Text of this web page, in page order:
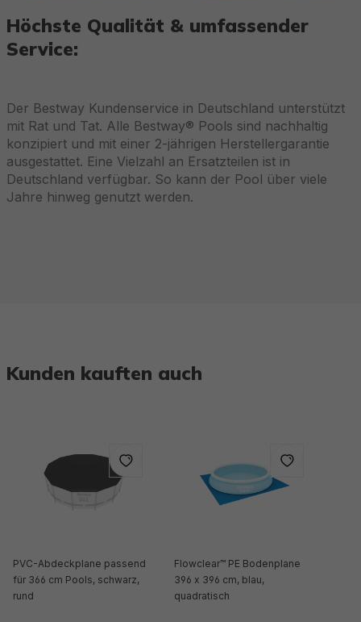
Höchste Qualität & umfassender
Service:
Der Bestway Kundenservice in Deutschland unterstützt
mit Rat und Tat. Alle Bestway® Pools sind nachhaltig
konzipiert und mit einer 2-jährigen Herstellergarantie
ausgestattet. Eine Vielzahl an Ersatzteilen ist in
Deutschland verfügbar. So kann der Pool über viele
Jahre hinweg genutzt werden.
Kunden kauften auch
PVC-Abdeckplane passend
für 366 cm Pools, schwarz,
rund
Flowclear™ PE Bodenplane
396 x 396 cm, blau,
quadratisch